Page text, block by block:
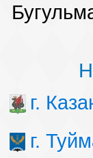
г.
г.